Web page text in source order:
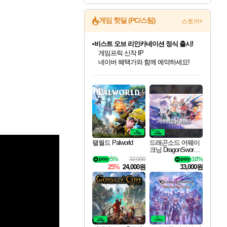
게임 핫딜 (PC/스팀) 스토어+
최대 90% 할인가를 만나보세요!
네이버혜택과 함께 만나보세요!
50%할인&추가 적립까지!
이니&베니 혜택까지!
비스트 오브 리인카네이션 정식 출시!
게임프릭 신작 IP
네이버 혜택가와 함께 예약하세요!
커세어 코브 출시 기념 할인!
할인&네이버혜택으로 만나보세요!
네이버페이 혜택과 만나보세요!
40주년 프로모션으로 만나보세요!
네이버 포인트 혜택까지!
할인가에 만나보세요!
일부 에디션 상시 할인!
혜택으로 예약 판매 중
편안하게 충전하세요
팰월드 Palworld
32,000
5%
25% 24,000원
드래곤소드 어웨이
크닝 DragonSword A
10%
33,000원